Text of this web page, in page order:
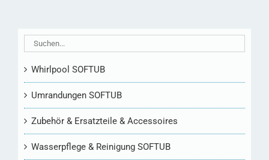
Whirlpool SOFTUB
Umrandungen SOFTUB
Zubehör & Ersatzteile & Accessoires
Wasserpflege & Reinigung SOFTUB